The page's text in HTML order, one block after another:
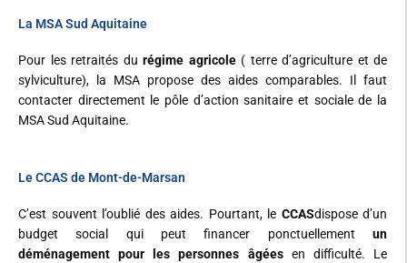
La MSA Sud Aquitaine
Pour les retraités du régime agricole( terre d’agriculture et de
sylviculture), la MSA propose des aides comparables. Il faut
contacter directement le pôle d’action sanitaire et sociale de la
MSA Sud Aquitaine.
Le CCAS de Mont-de-Marsan
C’est souvent l’oublié des aides. Pourtant, le CCASdispose d’un
budget social qui peut financer ponctuellement un
déménagement pour les personnes âgéesen difficulté. Le